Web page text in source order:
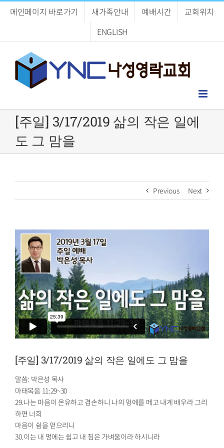
메인페이지 바로가기 새가족안내 예배시간
교회위치
ENGLISH
[주일] 3/17/2019 삶의 작은 일에
도 그 맘을
Previous Next
[주일] 3/17/2019 삶의 작은 일에도 그 맘을
말씀: 박은성 목사
마태복음 11:29~30
29.나는 마음이 온유하고 겸손하니 나의 멍에를 메고 내게 배우라 그리
하면 너희
마음이 쉼을 얻으리니
30.이는 내 멍에는 쉽고 내 짐은 가벼움이라 하시니라